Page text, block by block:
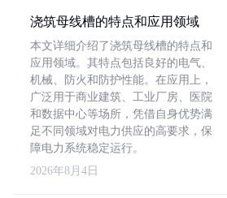
浇筑母线槽的特点和应用领域
本文详细介绍了浇筑母线槽的特点和
应用领域。其特点包括良好的电气、
机械、防火和防护性能。在应用上，
广泛用于商业建筑、工业厂房、医院
和数据中心等场所，凭借自身优势满
足不同领域对电力供应的高要求，保
障电力系统稳定运行。
2026年8月4日